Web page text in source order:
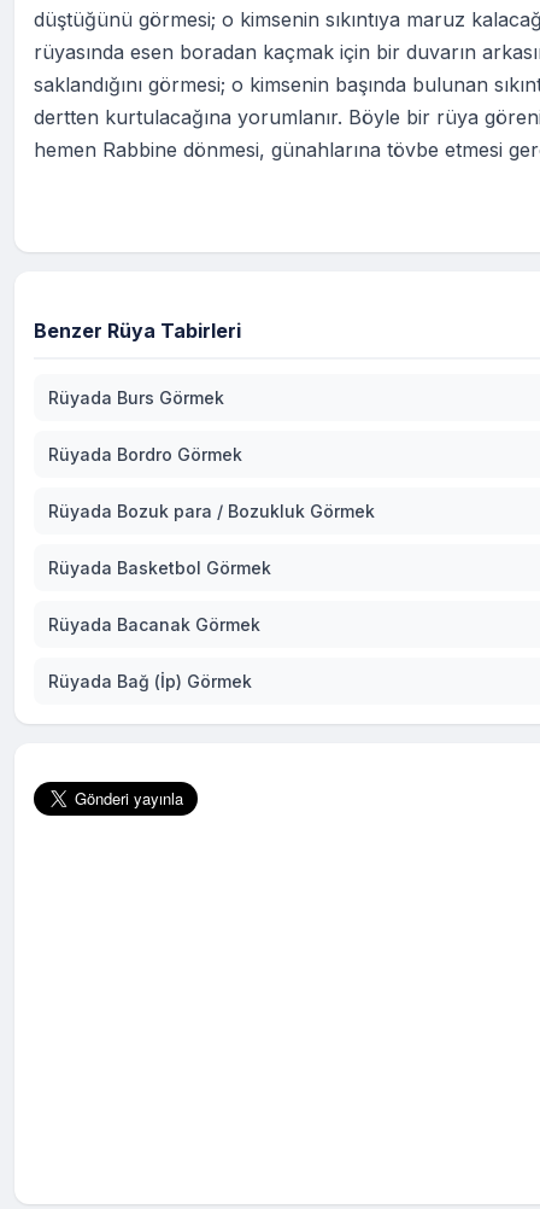
düştüğünü görmesi; o kimsenin sıkıntıya maruz
rüyasında esen boradan kaçmak için bir duvarın
saklandığını görmesi; o kimsenin başında bulunan
dertten kurtulacağına yorumlanır. Böyle bir rüya
hemen Rabbine dönmesi, günahlarına tövbe etmesi
Benzer Rüya Tabirleri
Rüyada Burs Görmek
Rüyada Bordro Görmek
Rüyada Bozuk para / Bozukluk Görmek
Rüyada Basketbol Görmek
Rüyada Bacanak Görmek
Rüyada Bağ (İp) Görmek